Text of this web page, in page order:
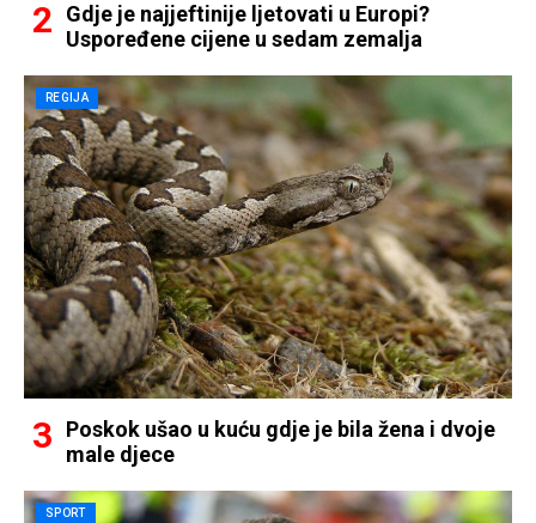
Gdje je najjeftinije ljetovati u Europi?
Uspoređene cijene u sedam zemalja
REGIJA
Poskok ušao u kuću gdje je bila žena i dvoje
male djece
SPORT